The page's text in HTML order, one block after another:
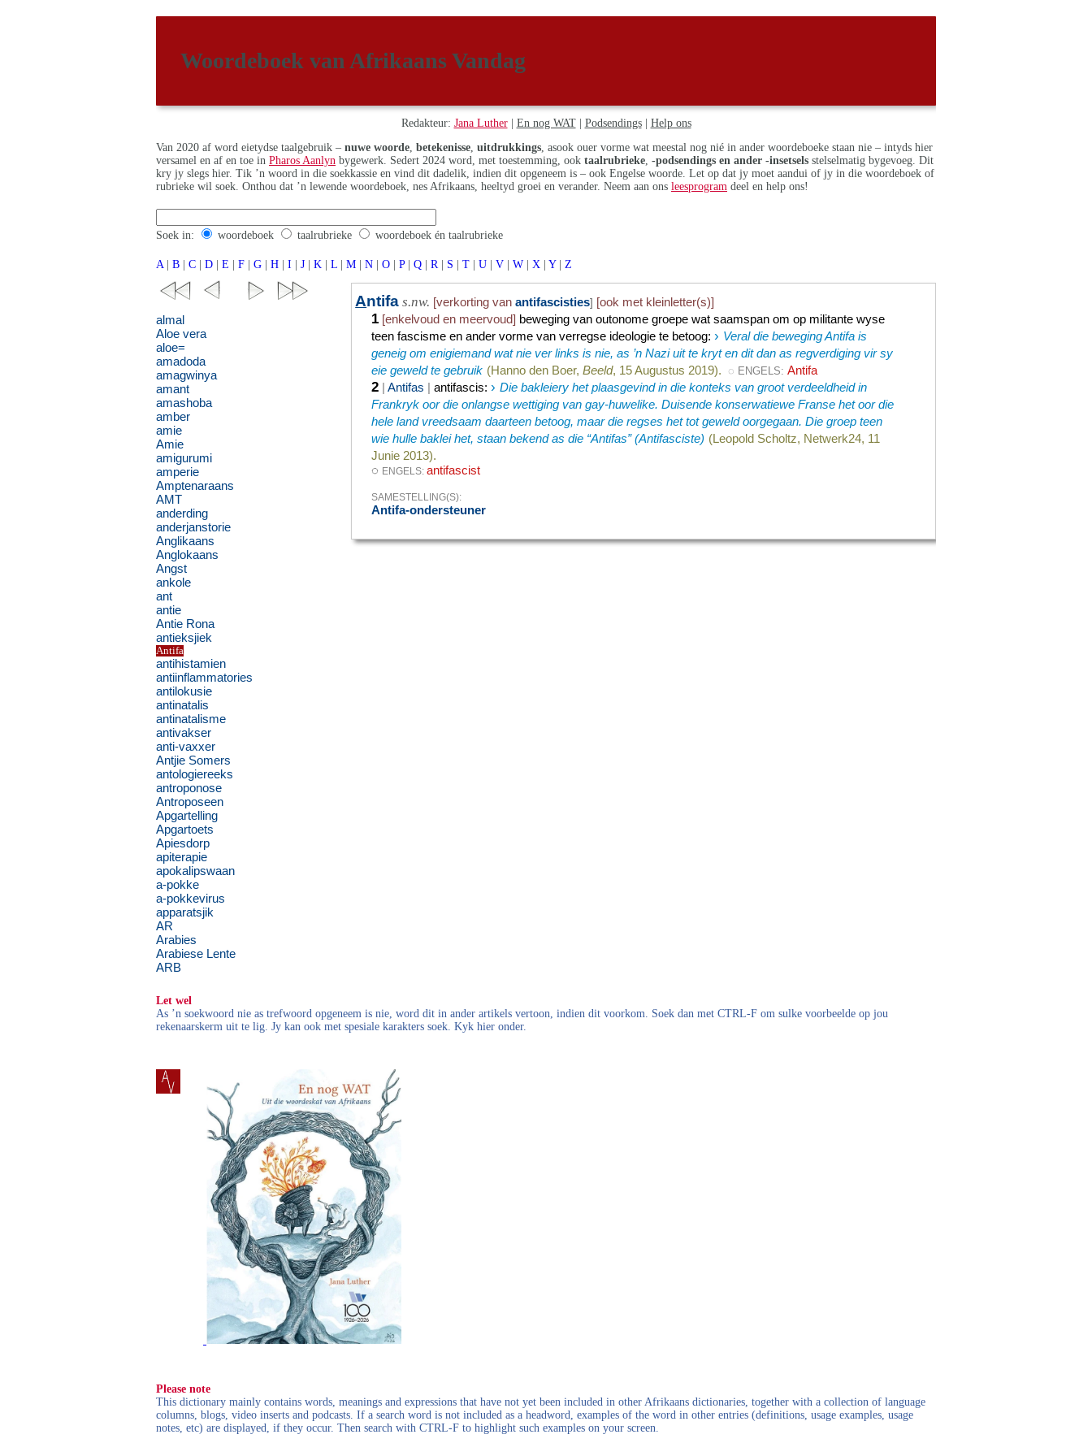
Woordeboek van Afrikaans Vandag
Redakteur: Jana Luther| En nog WAT| Podsendings| Help ons
Van 2020 af word eietydse taalgebruik – nuwe woorde betekenisse uitdrukkings , asook ouer vorme wat meestal nog nié in ander woordeboeke staan nie – intyds hier
versamel en af en toe in Pharos Aanlyn bygewerk. Sedert 2024 word, met toestemming, ook taalrubrieke -podsendings en ander -insetsels stelselmatig bygevoeg. Dit
kry jy slegs hier. Tik ’n woord in die soekkassie en vind dit dadelik, indien dit opgeneem is – ook Engelse woorde. Let op dat jy moet aandui of jy in die woordeboek of
rubrieke wil soek. Onthou dat ’n lewende woordeboek, nes Afrikaans, heeltyd groei en verander. Neem aan ons leesprogram deel en help ons!
Soek in: woordeboek taalrubrieke woordeboek én taalrubrieke
A | B | C | D | E | F | G | H | I | J | K | L | M | N | O | P | Q | R | S | T | U | V | W | X | Y | Z
Antifa s.nw. [verkorting van antifascisties] [ook met kleinletter(s)]
1 [enkelvoud en meervoud] beweging van outonome groepe wat saamspan om op militante wyse
teen fascisme en ander vorme van verregse ideologie te betoog:› Veral die beweging Antifa is
geneig om enigiemand wat nie ver links is nie, as ’n Nazi uit te kryt en dit dan as regverdiging vir sy
eie geweld te gebruik (Hanno den Boer,Beeld, 15 Augustus 2019). ◌ ENGELS:Antifa
2 |Antifas | antifascis:› Die bakleiery het plaasgevind in die konteks van groot verdeeldheid in
Frankryk oor die onlangse wettiging van gay-huwelike. Duisende konserwatiewe Franse het oor die
hele land vreedsaam daarteen betoog, maar die regses het tot geweld oorgegaan. Die groep teen
wie hulle baklei het, staan bekend as die “Antifas” (Antifasciste) (Leopold Scholtz, Netwerk24, 11
Junie 2013).
◌ ENGELS:antifascist
SAMESTELLING(S):
Antifa-ondersteuner
almal
Aloe vera
aloe=
amadoda
amagwinya
amant
amashoba
amber
amie
Amie
amigurumi
amperie
Amptenaraans
AMT
anderding
anderjanstorie
Anglikaans
Anglokaans
Angst
ankole
ant
antie
Antie Rona
antieksjiek
Antifa
antihistamien
antiinflammatories
antilokusie
antinatalis
antinatalisme
antivakser
anti-vaxxer
Antjie Somers
antologiereeks
antroponose
Antroposeen
Apgartelling
Apgartoets
Apiesdorp
apiterapie
apokalipswaan
a-pokke
a-pokkevirus
apparatsjik
AR
Arabies
Arabiese Lente
ARB
Let wel
As ’n soekwoord nie as trefwoord opgeneem is nie, word dit in ander artikels vertoon, indien dit voorkom. Soek dan met CTRL-F om sulke voorbeelde op jou
rekenaarskerm uit te lig. Jy kan ook met spesiale karakters soek. Kyk hier onder.
Please note
This dictionary mainly contains words, meanings and expressions that have not yet been included in other Afrikaans dictionaries, together with a collection of language
columns, blogs, video inserts and podcasts. If a search word is not included as a headword, examples of the word in other entries (definitions, usage examples, usage
notes, etc) are displayed, if they occur. Then search with CTRL-F to highlight such examples on your screen.